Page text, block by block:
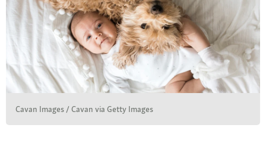
Cavan Images / Cavan via Getty Images